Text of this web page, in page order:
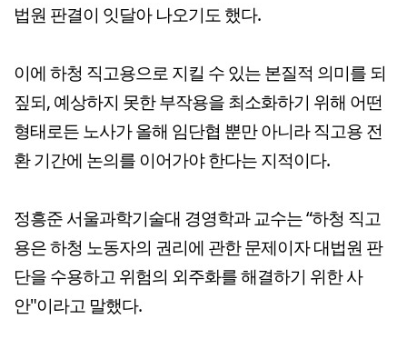
법원 판결이 잇달아 나오기도 했다.
이에 하청 직고용으로 지킬 수 있는 본질적 의미를 되
짚되, 예상하지 못한 부작용을 최소화하기 위해 어떤
형태로든 노사가 올해 임단협 뿐만 아니라 직고용 전
환 기간에 논의를 이어가야 한다는 지적이다.
정흥준 서울과학기술대 경영학과 교수는 “하청 직고
용은 하청 노동자의 권리에 관한 문제이자 대법원 판
단을 수용하고 위험의 외주화를 해결하기 위한 사
안"이라고 말했다.